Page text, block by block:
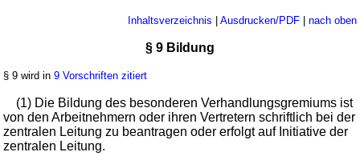
Inhaltsverzeichnis | Ausdrucken/PDF| nach oben
§ 9 Bildung
§ 9 wird in9 Vorschriften zitiert
(1) Die Bildung des besonderen Verhandlungsgremiums ist
von den Arbeitnehmern oder ihren Vertretern schriftlich bei der
zentralen Leitung zu beantragen oder erfolgt auf Initiative der
zentralen Leitung.